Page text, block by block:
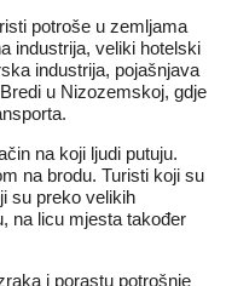
potroše u zemljama
industrija, veliki hotelski
industrija, pojašnjava
u Nizozemskoj, gdje
na koji ljudi putuju.
na brodu. Turisti koji su
su preko velikih
na licu mjesta također
i porastu potrošnje